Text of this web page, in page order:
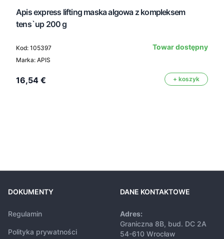
Apis express lifting maska algowa z kompleksem
tens`up 200 g
Kod: 105397
Marka: APIS
Towar dostępny
16,54 € + koszyk
DOKUMENTY
Regulamin
Polityka prywatności
DANE KONTAKTOWE
Adres:
Graniczna 8B, bud. DC 2A
54-610 Wrocław